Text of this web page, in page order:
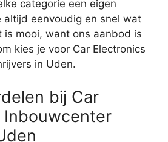
categorie een eigen
altijd eenvoudig en snel wat
is mooi, want ons aanbod is
kies je voor Car Electronics
in Uden.
bij Car
Inbouwcenter